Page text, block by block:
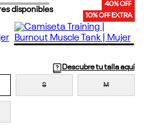
40% OFF
10% OFF EXTRA
disponibles
Descubre tu talla aquí
S M